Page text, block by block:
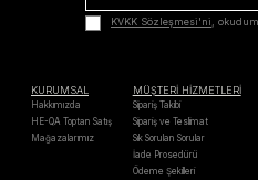
KVKK Sözleşmesi'ni,
KURUMSAL
Hakkımızda
HE-QA Toptan Satış
Mağazalarımız
MÜŞTERİ HİZMETLERİ
Sipariş Takibi
Sipariş ve Teslimat
Sık Sorulan Sorular
İade Prosedürü
Ödeme Şekilleri